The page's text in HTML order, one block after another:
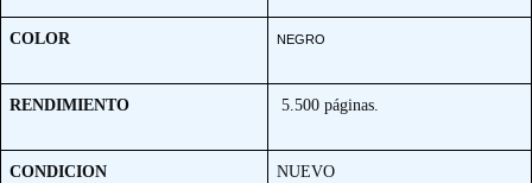
COLOR NEGRO
RENDIMIENTO 5.500 páginas.
CONDICION NUEVO